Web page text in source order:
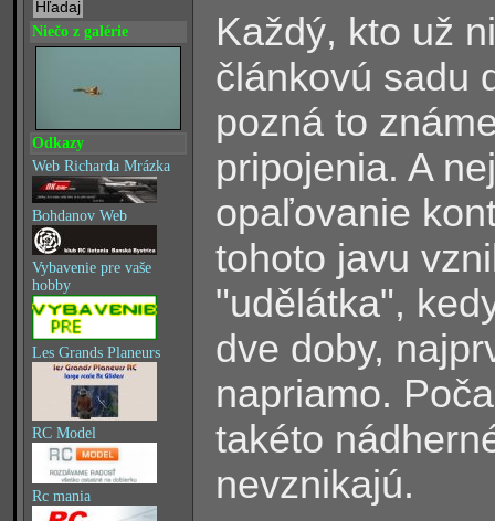
Niečo z galérie
Odkazy
Web Richarda Mrázka
Bohdanov Web
Vybavenie pre vaše
hobby
Les Grands Planeurs
RC Model
Rc mania
Každý, kto už
článkovú sadu
pozná to
pripojenia. A
opaľovanie
tohoto javu
"udělátka",
dve doby,
napriamo.
takéto
nevznikajú.